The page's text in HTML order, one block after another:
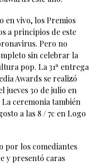
en vivo, los Premios
a principios de este
Pero no
sin celebrar la
pop. La 31ª entrega
Awards se realizó
jueves 30 de julio en
La ceremonia también
a las 8 / 7c en Logo
por los comediantes
y presentó caras